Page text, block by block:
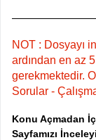
NOT : Dosyayı
ardından en az
gerekmektedir.
Sorular -
Konu Açmadan
Sayfamızı